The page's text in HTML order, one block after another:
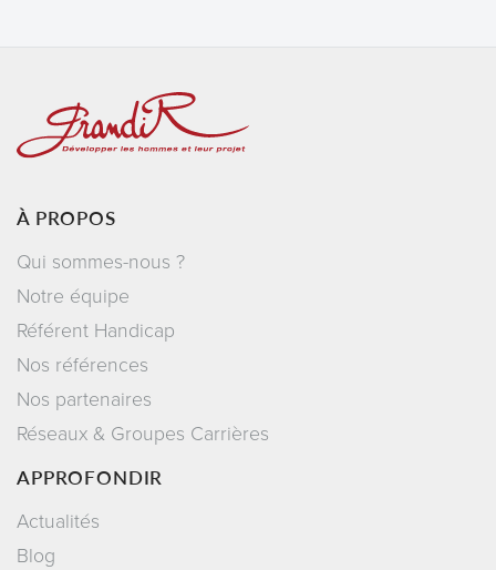
À PROPOS
Qui sommes-nous ?
Notre équipe
Référent Handicap
Nos références
Nos partenaires
Réseaux & Groupes Carrières
APPROFONDIR
Actualités
Blog